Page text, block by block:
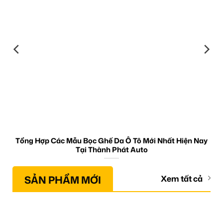
Tổng Hợp Các Mẫu Bọc Ghế Da Ô Tô Mới Nhất Hiện Nay
Tại Thành Phát Auto
SẢN PHẨM MỚI Xem tất cả